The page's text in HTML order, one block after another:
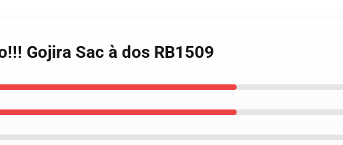
Gojira Sac à dos RB1509